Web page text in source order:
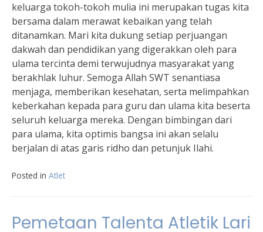
keluarga tokoh-tokoh mulia ini merupakan tugas kita
bersama dalam merawat kebaikan yang telah
ditanamkan. Mari kita dukung setiap perjuangan
dakwah dan pendidikan yang digerakkan oleh para
ulama tercinta demi terwujudnya masyarakat yang
berakhlak luhur. Semoga Allah SWT senantiasa
menjaga, memberikan kesehatan, serta melimpahkan
keberkahan kepada para guru dan ulama kita beserta
seluruh keluarga mereka. Dengan bimbingan dari
para ulama, kita optimis bangsa ini akan selalu
berjalan di atas garis ridho dan petunjuk Ilahi.
Posted in Atlet
Pemetaan Talenta Atletik Lari